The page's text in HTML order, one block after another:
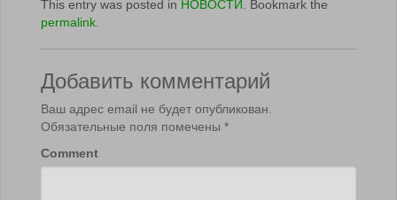
This entry was posted in НОВОСТИ . Bookmark the
permalink
Добавить комментарий
Ваш адрес email не будет опубликован.
Обязательные поля помечены *
Comment